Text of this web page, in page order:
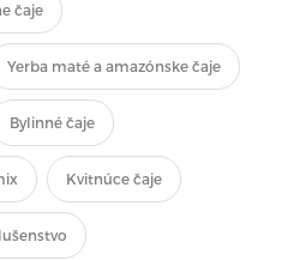
čaje
Yerba maté a amazónske čaje
Bylinné čaje
Kvitnúce čaje